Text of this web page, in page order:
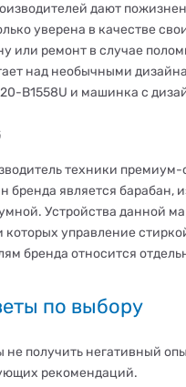
дают
уверена в качестве
или ремонт в случае
над необычными
B1558U и машинка с
техники премиум-
бренда является барабан,
Устройства данной
которых управление
бренда относится
по выбору
не получить негативный
рекомендаций.